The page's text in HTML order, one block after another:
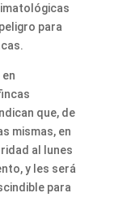
para
que, de
mismas, en
al lunes
y les será
para